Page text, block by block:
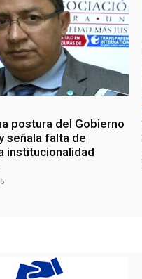
postura del Gobierno
señala falta de
institucionalidad